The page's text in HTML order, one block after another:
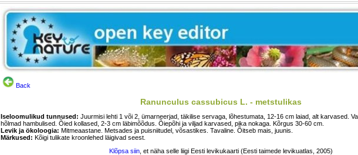
Back
Ranunculus cassubicus L. - metstulikas
Iseloomulikud tunnused: Juurmisi lehti 1 või 2, ümarneerjad, täkilise servaga, lõhestumata, 12-16 cm laiad, alt karvased.
hõlmad hambulised. Õied kollased, 2-3 cm läbimõõdus. Õiepõhi ja viljad karvased, pika nokaga. Kõrgus 30-60 cm.
Levik ja ökoloogia: Mitmeaastane. Metsades ja puisniitudel, võsastikes. Tavaline. Õitseb mais, juunis.
Märkused: Kõigi tulikate kroonlehed läigivad seest.
Klõpsa siin, et näha selle liigi Eesti levikukaarti (Eesti taimede levikuatlas, 2005)